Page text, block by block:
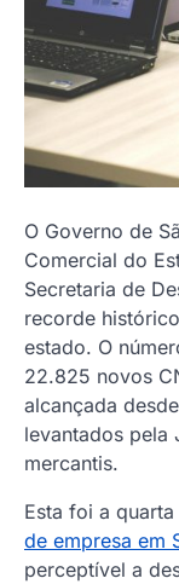
O Governo de
Comercial do
Secretaria de
recorde
estado. O
22.825 novos
alcançada
levantados pela
mercantis.
Esta foi a
de empresa em
perceptível a